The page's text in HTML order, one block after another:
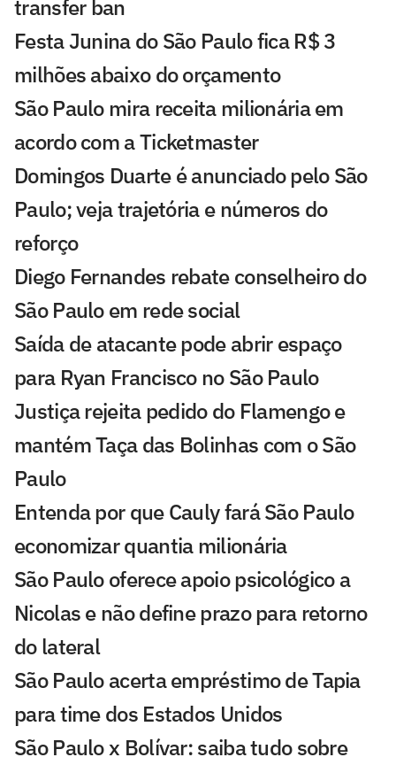
transfer ban
Festa Junina do São Paulo fica R$ 3
milhões abaixo do orçamento
São Paulo mira receita milionária em
acordo com a Ticketmaster
Domingos Duarte é anunciado pelo São
Paulo; veja trajetória e números do
reforço
Diego Fernandes rebate conselheiro do
São Paulo em rede social
Saída de atacante pode abrir espaço
para Ryan Francisco no São Paulo
Justiça rejeita pedido do Flamengo e
mantém Taça das Bolinhas com o São
Paulo
Entenda por que Cauly fará São Paulo
economizar quantia milionária
São Paulo oferece apoio psicológico a
Nicolas e não define prazo para retorno
do lateral
São Paulo acerta empréstimo de Tapia
para time dos Estados Unidos
São Paulo x Bolívar: saiba tudo sobre